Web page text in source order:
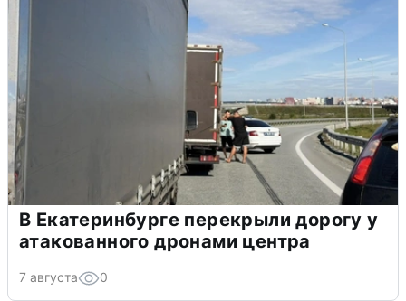
В Екатеринбурге перекрыли дорогу у
атакованного дронами центра
7 августа 0